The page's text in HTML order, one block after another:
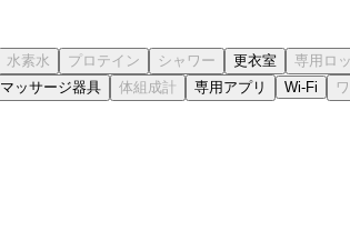
更衣室
マッサージ器具 専用アプリ Wi-Fi